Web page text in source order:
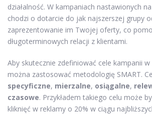
działalność. W kampaniach nastawionych
chodzi o dotarcie do jak najszerszej grupy
zaprezentowanie im Twojej oferty, co
długoterminowych relacji z klientami.
Aby skutecznie zdefiniować cele kampanii w
można zastosować metodologię SMART.
specyficzne, mierzalne, osiągalne,
czasowe. Przykładem takiego celu może
kliknięć w reklamy o 20% w ciągu